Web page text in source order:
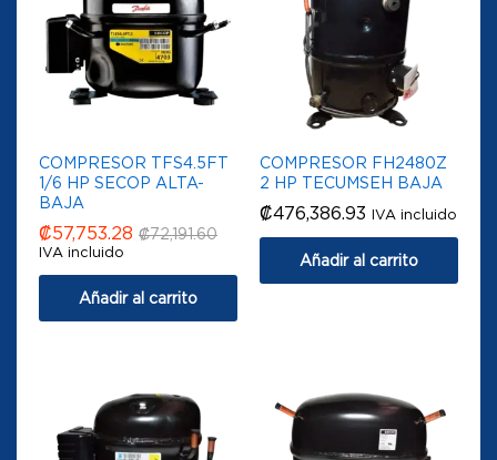
COMPRESOR TFS4.5FT
1/6 HP SECOP ALTA-
BAJA
₡57,753.28 ₡72,191.60
IVA incluido
Añadir al carrito
COMPRESOR FH2480Z
2 HP TECUMSEH BAJA
₡476,386.93 IVA incluido
Añadir al carrito